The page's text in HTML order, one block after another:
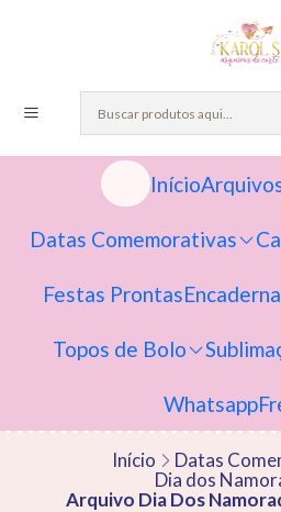
Início
Datas Comemorativas
Festas Prontas
Topos de Bolo
Whatsapp
Início
Datas
Dia dos
Arquivo Dia Dos